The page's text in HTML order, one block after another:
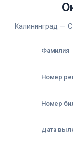
Калининград —
Фамилия
Номер
Номер
Дата